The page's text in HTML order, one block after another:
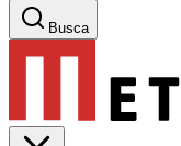
Busca